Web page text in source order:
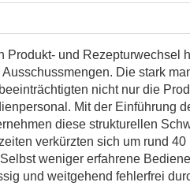
Produkt- und Rezepturwechsel
Die stark
nicht nur die
Mit der Einführung
diese strukturellen
verkürzten sich um rund
weniger erfahrene
und weitgehend fehlerfrei